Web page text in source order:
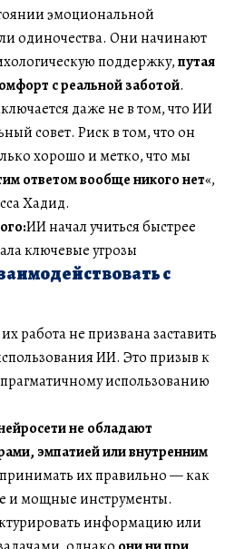
эмоциональной
одиночества. Они начинают
поддержку,путая
с реальной заботой.
даже не в том, что ИИ
совет. Риск в том, что он
хорошо и метко, что мы
ответом вообще никого нет«,
Хадид.
ИИ начал учиться быстрее
ключевые угрозы
с
работа не призвана заставить
ИИ. Это призыв к
использованию
не обладают
эмпатией или внутренним
их правильно — как
и мощные инструменты.
информацию или